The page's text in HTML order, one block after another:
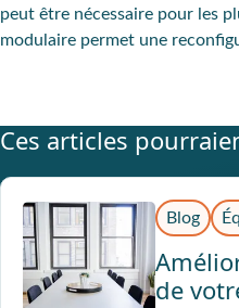
peut être nécessaire pour les
modulaire permet une
Ces articles
Blog
de